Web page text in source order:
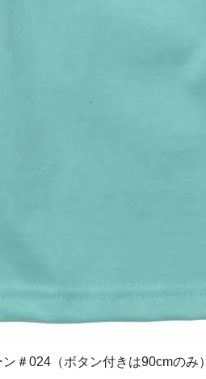
＃024（ボタン付きは90cmのみ）